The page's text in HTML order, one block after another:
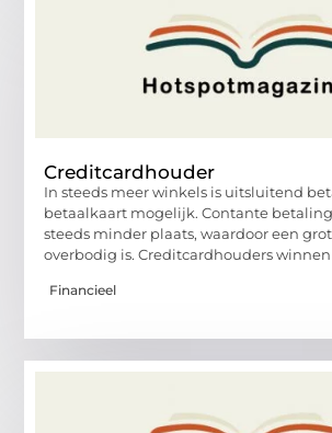
Creditcardhouder
In steeds meer winkels is uitsluitend
betaalkaart mogelijk. Contante
steeds minder plaats, waardoor een
overbodig is. Creditcardhouders winnen
Financieel